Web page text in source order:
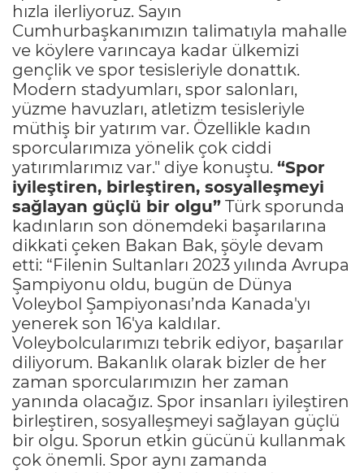
hızla ilerliyoruz. Sayın
Cumhurbaşkanımızın talimatıyla mahalle
ve köylere varıncaya kadar ülkemizi
gençlik ve spor tesisleriyle donattık.
Modern stadyumları, spor salonları,
yüzme havuzları, atletizm tesisleriyle
müthiş bir yatırım var. Özellikle kadın
sporcularımıza yönelik çok ciddi
yatırımlarımız var." diye konuştu. “Spor
iyileştiren, birleştiren, sosyalleşmeyi
sağlayan güçlü bir olgu” Türk sporunda
kadınların son dönemdeki başarılarına
dikkati çeken Bakan Bak, şöyle devam
etti: “Filenin Sultanları 2023 yılında Avrupa
Şampiyonu oldu, bugün de Dünya
Voleybol Şampiyonası’nda Kanada'yı
yenerek son 16'ya kaldılar.
Voleybolcularımızı tebrik ediyor, başarılar
diliyorum. Bakanlık olarak bizler de her
zaman sporcularımızın her zaman
yanında olacağız. Spor insanları iyileştiren
birleştiren, sosyalleşmeyi sağlayan güçlü
bir olgu. Sporun etkin gücünü kullanmak
çok önemli. Spor aynı zamanda